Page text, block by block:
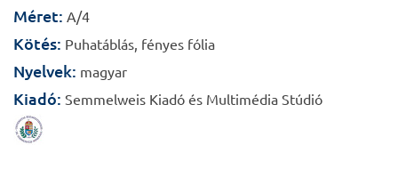
Méret: A/4
Kötés: Puhatáblás, fényes fólia
Nyelvek: magyar
Kiadó: Semmelweis Kiadó és Multimédia Stúdió